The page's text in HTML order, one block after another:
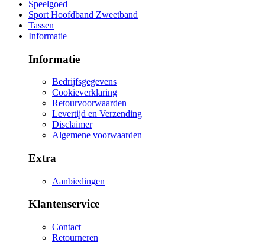
Speelgoed
Sport Hoofdband Zweetband
Tassen
Informatie
Informatie
Bedrijfsgegevens
Cookieverklaring
Retourvoorwaarden
Levertijd en Verzending
Disclaimer
Algemene voorwaarden
Extra
Aanbiedingen
Klantenservice
Contact
Retourneren